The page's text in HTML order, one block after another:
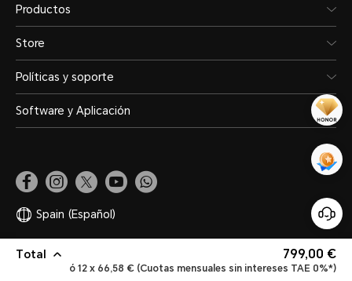
Total 799,00 €
ó 12 x 66,58 € (Cuotas mensuales sin intereses TAE 0%*)
Productos
Store
Políticas y soporte
Software y Aplicación
Spain (Español)
Declaración de privacidad Términos de uso
Política de cookies